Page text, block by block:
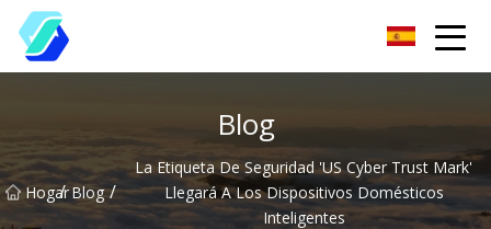
Blog
Hogar
/ Blog /
La Etiqueta De Seguridad 'US Cyber ​​Trust Mark'
Llegará A Los Dispositivos Domésticos
Inteligentes